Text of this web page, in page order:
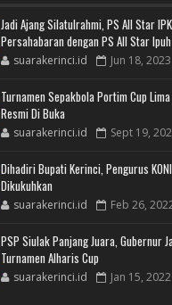
Jadi Ajang Silatulrahmi, PS All Star
Persahabaran dengan PS All Star Ipuh
suarakerinci.id Jun 18, 2023
Turnamen Sepakbola Portim Cup
Resmi Di Buka
suarakerinci.id Sept 19,
Dihadiri Bupati Kerinci, Pengurus
Dikukuhkan
suarakerinci.id Feb 26,
PSP Siulak Panjang Juara, Gubernur
Turnamen Alharis Cup
suarakerinci.id Jan 15, 2022